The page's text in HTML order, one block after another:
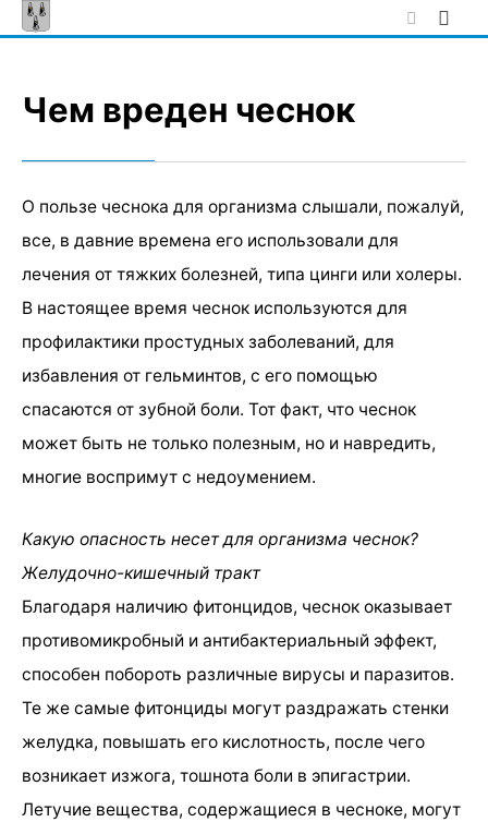
Skip
to
Чем вреден чеснок
О пользе чеснока для организма слышали, пожалуй,
все, в давние времена его использовали для
лечения от тяжких болезней, типа цинги или холеры.
В настоящее время чеснок используются для
профилактики простудных заболеваний, для
избавления от гельминтов, с его помощью
спасаются от зубной боли. Тот факт, что чеснок
может быть не только полезным, но и навредить,
многие воспримут с недоумением.
Какую опасность несет для организма чеснок?
Желудочно-кишечный тракт
Благодаря наличию фитонцидов, чеснок оказывает
противомикробный и антибактериальный эффект,
способен побороть различные вирусы и паразитов.
Те же самые фитонциды могут раздражать стенки
желудка, повышать его кислотность, после чего
возникает изжога, тошнота боли в эпигастрии.
Летучие вещества, содержащиеся в чесноке, могут